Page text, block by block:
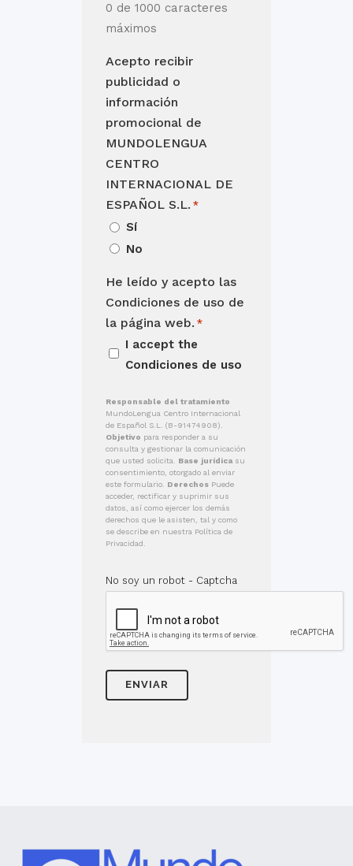
0 de 1000 caracteres
máximos
Acepto recibir
publicidad o
información
promocional de
MUNDOLENGUA
CENTRO
INTERNACIONAL DE
ESPAÑOL S.L. *
Sí
No
He leído y acepto las
Condiciones de uso de
la página web. *
I accept the
Condiciones de uso
Responsable del tratamiento
MundoLengua Centro Internacional
de Español S.L. (B-91474908).
Objetivo para responder a su
consulta y gestionar la comunicación
que usted solicita. Base jurídica su
consentimiento, otorgado al enviar
este formulario. Derechos Puede
acceder, rectificar y suprimir sus
datos, así como ejercer los demás
derechos que le asisten, tal y como
se describe en nuestra Política de
Privacidad.
No soy un robot - Captcha